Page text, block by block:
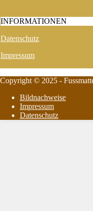
INFORMATIONEN
Datenschutz
Impressum
Copyright © 2025 -
Bildnachweise
Impressum
Datenschutz